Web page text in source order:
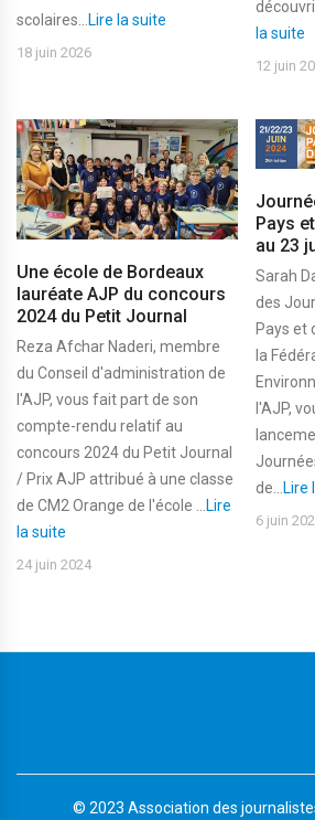
scolaires...
Lire la suite
18 juin 2026
la suite
12 juin
Une école de Bordeaux
lauréate AJP du concours
2024 du Petit Journal
Reza Afchar Naderi, membre
du Conseil d'administration de
l'AJP, vous fait part de son
compte-rendu relatif au
concours 2024 du Petit Journal
/ Prix AJP attribué à une classe
de CM2 Orange de l'école ...
Lire
la suite
24 juin 2024
Pays
au 23
Sarah
des
Pays et
la
l'AJP,
de...
Lire
6 juin
© 2023 Association des